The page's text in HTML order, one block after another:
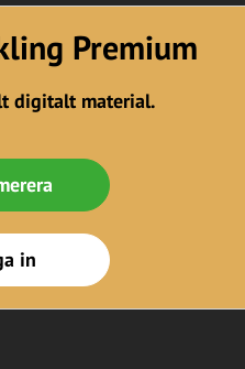
Premium
digitalt material.
in